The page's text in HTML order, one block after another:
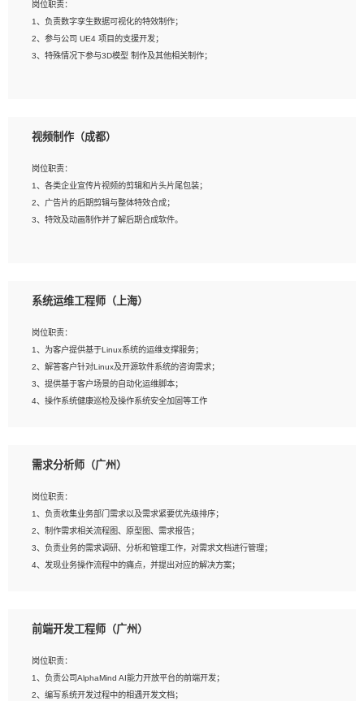
4、有良好的沟通能力和团队合作意识；
5、开发过 HoloLens 程序者优先。
岗位职责：
1、负责数字孪生数据可视化的特效制作；
2、参与公司 UE4 项目的支援开发；
3、特殊情况下参与3D模型 制作及其他相关制作；
上；
3、想象力丰富, 有一定的艺术审美深度；
4、有良好的场景特效搭建功底；
5、熟悉 3Ds Max 或者 Maya；
6、有良好的沟通能力和团队合作意识；
视频制作（成都）
岗位职责：
1、各类企业宣传片视频的剪辑和片头片尾包装；
2、广告片的后期剪辑与整体特效合成；
3、特效及动画制作并了解后期合成软件。
2、熟练使用After Effect、Photo Shop、熟练掌握视频剪辑和特效包装软件；
4、在剪辑上会思考，有一定编导思维；
5、踏实， 勤奋，愿意在工作中不断学习，提高自我；
6、能与同事友好相处。
系统运维工程师（上海）
岗位职责：
1、为客户提供基于Linux系统的运维支撑服务；
2、解答客户针对Linux及开源软件系统的咨询需求；
3、提供基于客户场景的自动化运维脚本；
4、操作系统健康巡检及操作系统安全加固等工作
1、全日制本科计算机相关专业毕业，3年以上相关工作经验；
3、熟练使用脚本语言，shell/python任一种，熟练使用Ansible
4、熟悉linux常见服务、中间件的基本原理、部署以及故障处理，如：Mysql、
Apache、Nginx、Zabbix、Kafka等
5、熟悉主流虚拟化技术，如：VMware、KVM
6、具备网络方面的基础知识，熟悉常见的网络协议，如TCP/IP，转发原理，路由优
8、有良好的文档编写能力和沟通能力，有RHCE证书优先
需求分析师（广州）
岗位职责：
1、负责收集业务部门需求以及需求紧要优先级排序；
2、制作需求相关流程图、原型图、需求报告；
3、负责业务的需求调研、分析和管理工作，对需求文档进行管理；
4、发现业务操作流程中的痛点，并提出对应的解决方案；
岗位要求：
2、熟悉产品及需求规划工具，如:Axure、Xmind、MS Project等；
3、具备良好的交流协调能力，有较强的责任感、工作积极主动；
前端开发工程师（广州）
岗位职责：
1、负责公司AlphaMind AI能力开放平台的前端开发；
2、编写系统开发过程中的相遇开发文档；